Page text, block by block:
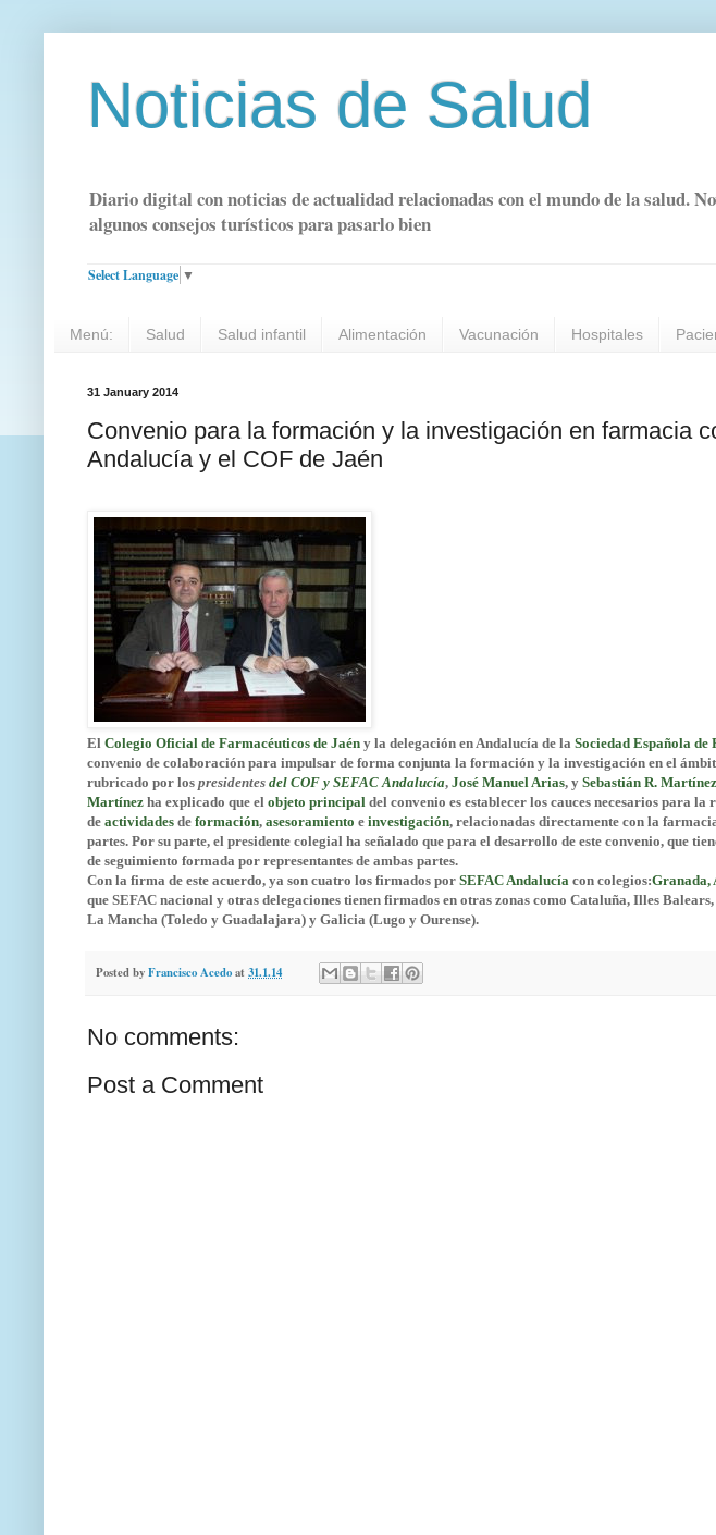
Noticias de Salud
Diario digital con noticias de actualidad relacionadas con el mundo de la salud.
algunos consejos turísticos para pasarlo bien
Select Language ▼
Menú: Salud Salud infantil Alimentación Vacunación Hospitales
31 January 2014
Convenio para la formación y la investigación en farmacia
Andalucía y el COF de Jaén
El Colegio Oficial de Farmacéuticos de Jaén y la delegación en Andalucía de la Sociedad Española
convenio de colaboración para impulsar de forma conjunta la formación y la investigación en el
rubricado por los presidentes del COF y SEFAC Andalucía, José Manuel Arias, y Sebastián R. Martínez
Martínez ha explicado que el objeto principal del convenio es establecer los cauces necesarios para la
de actividades de formación, asesoramiento e investigación, relacionadas directamente con la
partes. Por su parte, el presidente colegial ha señalado que para el desarrollo de este convenio, que
de seguimiento formada por representantes de ambas partes.
Con la firma de este acuerdo, ya son cuatro los firmados por SEFAC Andalucía con colegios:Granada,
que SEFAC nacional y otras delegaciones tienen firmados en otras zonas como Cataluña, Illes
La Mancha (Toledo y Guadalajara) y Galicia (Lugo y Ourense).
Posted byFrancisco Acedoat 31.1.14
No comments:
Post a Comment